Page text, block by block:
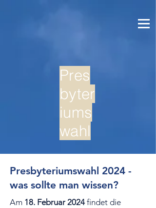
Pres
byter
iums
wahl
Presbyteriumswahl 2024 -
was sollte man wissen?
Am 18. Februar 2024findet die